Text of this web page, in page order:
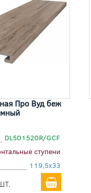
Про Вуд беж
DL501520R/GCF
ступени
119,5x33